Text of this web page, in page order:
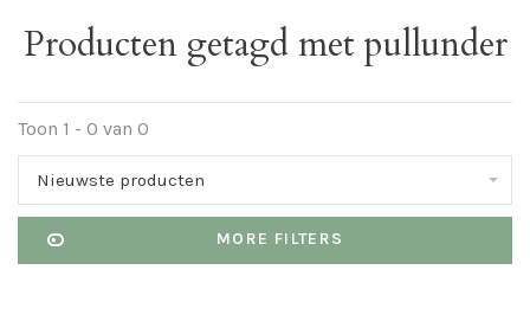
Producten getagd met pullunder
Toon 1 - 0 van 0
Nieuwste producten
MORE FILTERS